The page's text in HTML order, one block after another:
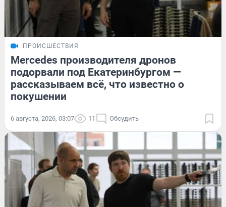
ПРОИСШЕСТВИЯ
Mercedes производителя дронов
подорвали под Екатеринбургом —
рассказываем всё, что известно о
покушении
6 августа, 2026, 03:07 11 Обсудить